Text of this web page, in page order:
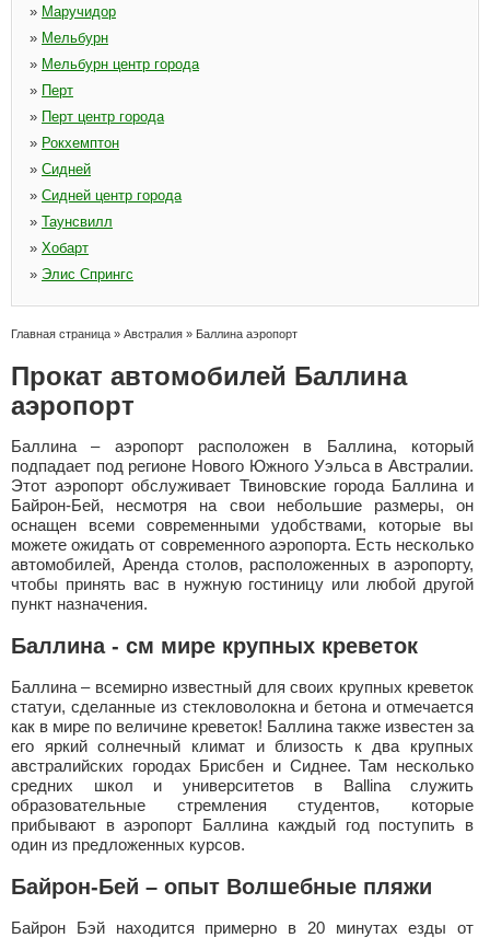
» Маручидор
» Мельбурн
» Мельбурн центр города
» Перт
» Перт центр города
» Рокхемптон
» Сидней
» Сидней центр города
» Таунсвилл
» Хобарт
» Элис Спрингс
Главная страница » Австралия » Баллина аэропорт
Прокат автомобилей Баллина
аэропорт
Баллина – аэропорт расположен в Баллина, который
подпадает под регионе Нового Южного Уэльса в Австралии.
Этот аэропорт обслуживает Твиновские города Баллина и
Байрон-Бей, несмотря на свои небольшие размеры, он
оснащен всеми современными удобствами, которые вы
можете ожидать от современного аэропорта. Есть несколько
автомобилей, Аренда столов, расположенных в аэропорту,
чтобы принять вас в нужную гостиницу или любой другой
пункт назначения.
Баллина - см мире крупных креветок
Баллина – всемирно известный для своих крупных креветок
статуи, сделанные из стекловолокна и бетона и отмечается
как в мире по величине креветок! Баллина также известен за
его яркий солнечный климат и близость к два крупных
австралийских городах Брисбен и Сиднее. Там несколько
средних школ и университетов в Ballina служить
образовательные стремления студентов, которые
прибывают в аэропорт Баллина каждый год поступить в
один из предложенных курсов.
Байрон-Бей – опыт Волшебные пляжи
Байрон Бэй находится примерно в 20 минутах езды от